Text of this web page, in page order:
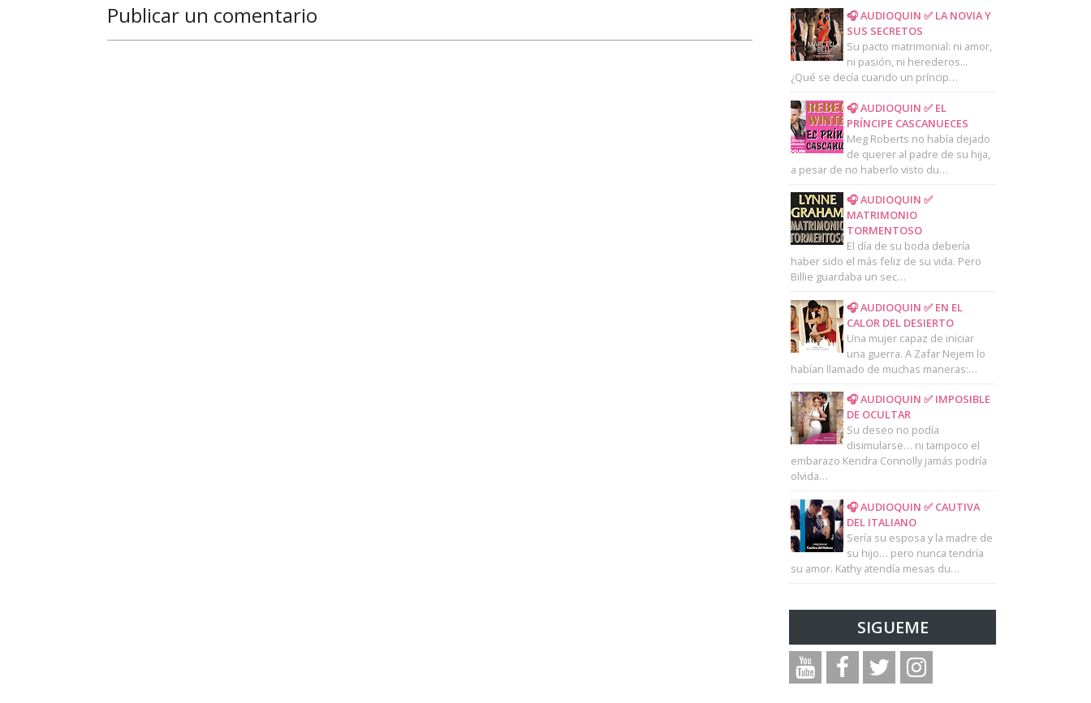
Publicar un comentario
🎧 AUDIOQUIN ✅ LA NOVIA Y
SUS SECRETOS
Su pacto matrimonial: ni amor,
ni pasión, ni herederos...
¿Qué se decía cuando un príncip…
🎧 AUDIOQUIN ✅ EL
PRÍNCIPE CASCANUECES
Meg Roberts no había dejado
de querer al padre de su hija,
a pesar de no haberlo visto du…
🎧 AUDIOQUIN ✅
MATRIMONIO
TORMENTOSO
El día de su boda debería
haber sido el más feliz de su vida. Pero
Billie guardaba un sec…
🎧 AUDIOQUIN ✅ EN EL
CALOR DEL DESIERTO
Una mujer capaz de iniciar
una guerra. A Zafar Nejem lo
habían llamado de muchas maneras:…
🎧 AUDIOQUIN ✅ IMPOSIBLE
DE OCULTAR
Su deseo no podía
disimularse… ni tampoco el
embarazo Kendra Connolly jamás podría
olvida…
🎧 AUDIOQUIN ✅ CAUTIVA
DEL ITALIANO
Sería su esposa y la madre de
su hijo… pero nunca tendría
su amor. Kathy atendía mesas du…
SIGUEME